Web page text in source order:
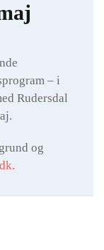
– i
Rudersdal
og